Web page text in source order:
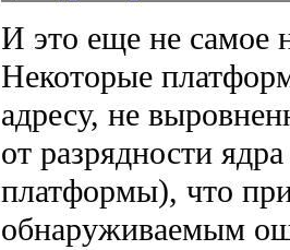
И это еще не самое
Некоторые
адресу, не
от разрядности
платформы), что
обнаруживаемым